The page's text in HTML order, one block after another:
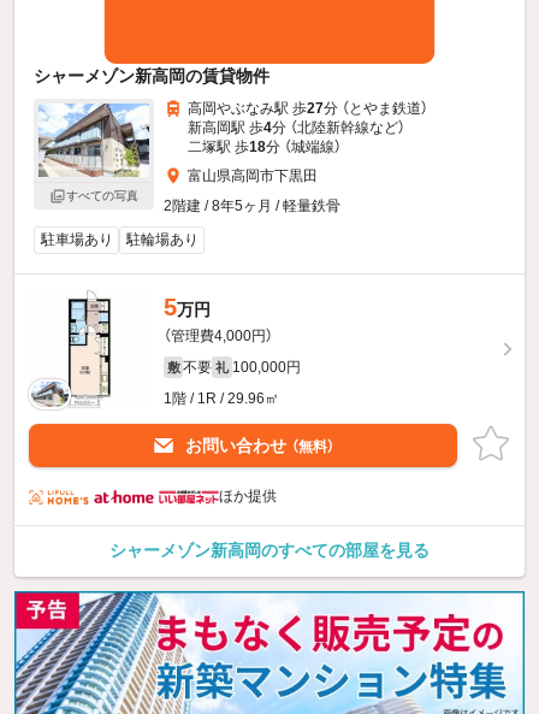
シャーメゾン新高岡の賃貸物件
すべての写真
高岡やぶなみ駅 歩27分 （とやま鉄道）
新高岡駅 歩4分 （北陸新幹線など）
二塚駅 歩18分 （城端線）
富山県高岡市下黒田
2階建 / 8年5ヶ月 / 軽量鉄骨
駐車場あり
駐輪場あり
5万円
（管理費4,000円）
敷 不要 礼 100,000円
1階 / 1R / 29.96㎡
お問い合わせ （無料）
ほか提供
シャーメゾン新高岡のすべての部屋を見る